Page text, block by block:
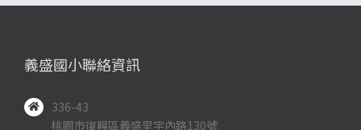
義盛國小聯絡資訊
336-43
桃園市復興區義盛里宇內路130號